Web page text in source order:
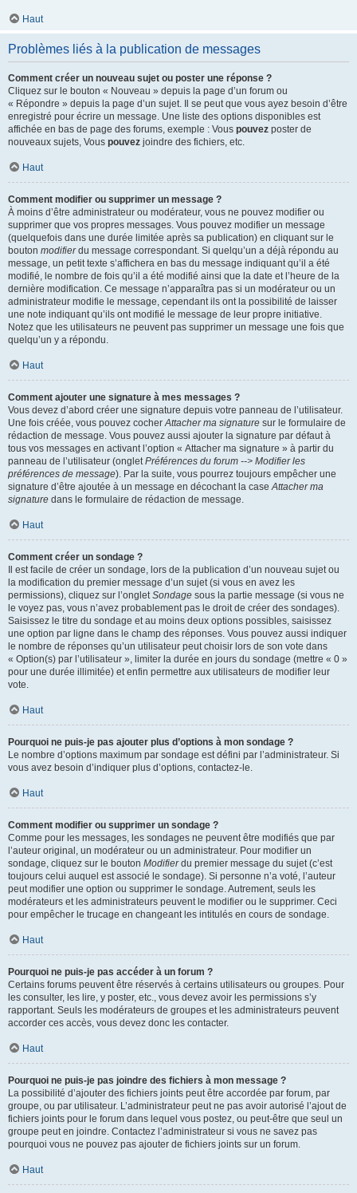
Haut
Problèmes liés à la publication de messages
Comment créer un nouveau sujet ou poster une réponse ?
Cliquez sur le bouton « Nouveau » depuis la page d’un forum ou
« Répondre » depuis la page d’un sujet. Il se peut que vous ayez besoin d’être
enregistré pour écrire un message. Une liste des options disponibles est
affichée en bas de page des forums, exemple : Vous pouvez poster de
nouveaux sujets, Vous pouvez joindre des fichiers, etc.
Haut
Comment modifier ou supprimer un message ?
À moins d’être administrateur ou modérateur, vous ne pouvez modifier ou
supprimer que vos propres messages. Vous pouvez modifier un message
(quelquefois dans une durée limitée après sa publication) en cliquant sur le
bouton modifierdu message correspondant. Si quelqu’un a déjà répondu au
message, un petit texte s’affichera en bas du message indiquant qu’il a été
modifié, le nombre de fois qu’il a été modifié ainsi que la date et l’heure de la
dernière modification. Ce message n’apparaîtra pas si un modérateur ou un
administrateur modifie le message, cependant ils ont la possibilité de laisser
une note indiquant qu’ils ont modifié le message de leur propre initiative.
Notez que les utilisateurs ne peuvent pas supprimer un message une fois que
quelqu’un y a répondu.
Haut
Comment ajouter une signature à mes messages ?
Vous devez d’abord créer une signature depuis votre panneau de l’utilisateur.
Une fois créée, vous pouvez cocherAttacher ma signature sur le formulaire de
rédaction de message. Vous pouvez aussi ajouter la signature par défaut à
tous vos messages en activant l’option « Attacher ma signature » à partir du
panneau de l’utilisateur (ongletPréférences du forum --> Modifier les
préférences de message). Par la suite, vous pourrez toujours empêcher une
signature d’être ajoutée à un message en décochant la caseAttacher ma
signature dans le formulaire de rédaction de message.
Haut
Comment créer un sondage ?
Il est facile de créer un sondage, lors de la publication d’un nouveau sujet ou
la modification du premier message d’un sujet (si vous en avez les
permissions), cliquez sur l’ongletSondage sous la partie message (si vous ne
le voyez pas, vous n’avez probablement pas le droit de créer des sondages).
Saisissez le titre du sondage et au moins deux options possibles, saisissez
une option par ligne dans le champ des réponses. Vous pouvez aussi indiquer
le nombre de réponses qu’un utilisateur peut choisir lors de son vote dans
« Option(s) par l’utilisateur », limiter la durée en jours du sondage (mettre « 0 »
pour une durée illimitée) et enfin permettre aux utilisateurs de modifier leur
vote.
Haut
Pourquoi ne puis-je pas ajouter plus d’options à mon sondage ?
Le nombre d’options maximum par sondage est défini par l’administrateur. Si
vous avez besoin d’indiquer plus d’options, contactez-le.
Haut
Comment modifier ou supprimer un sondage ?
Comme pour les messages, les sondages ne peuvent être modifiés que par
l’auteur original, un modérateur ou un administrateur. Pour modifier un
sondage, cliquez sur le bouton Modifierdu premier message du sujet (c’est
toujours celui auquel est associé le sondage). Si personne n’a voté, l’auteur
peut modifier une option ou supprimer le sondage. Autrement, seuls les
modérateurs et les administrateurs peuvent le modifier ou le supprimer. Ceci
pour empêcher le trucage en changeant les intitulés en cours de sondage.
Haut
Pourquoi ne puis-je pas accéder à un forum ?
Certains forums peuvent être réservés à certains utilisateurs ou groupes. Pour
les consulter, les lire, y poster, etc., vous devez avoir les permissions s’y
rapportant. Seuls les modérateurs de groupes et les administrateurs peuvent
accorder ces accès, vous devez donc les contacter.
Haut
Pourquoi ne puis-je pas joindre des fichiers à mon message ?
La possibilité d’ajouter des fichiers joints peut être accordée par forum, par
groupe, ou par utilisateur. L’administrateur peut ne pas avoir autorisé l’ajout de
fichiers joints pour le forum dans lequel vous postez, ou peut-être que seul un
groupe peut en joindre. Contactez l’administrateur si vous ne savez pas
pourquoi vous ne pouvez pas ajouter de fichiers joints sur un forum.
Haut